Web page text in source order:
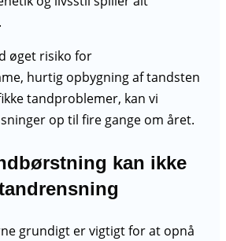
øget risiko for
hurtig opbygning af tandsten
tandproblemer, kan vi
op til fire gange om året.
kan ikke
grundigt er vigtigt for at opnå